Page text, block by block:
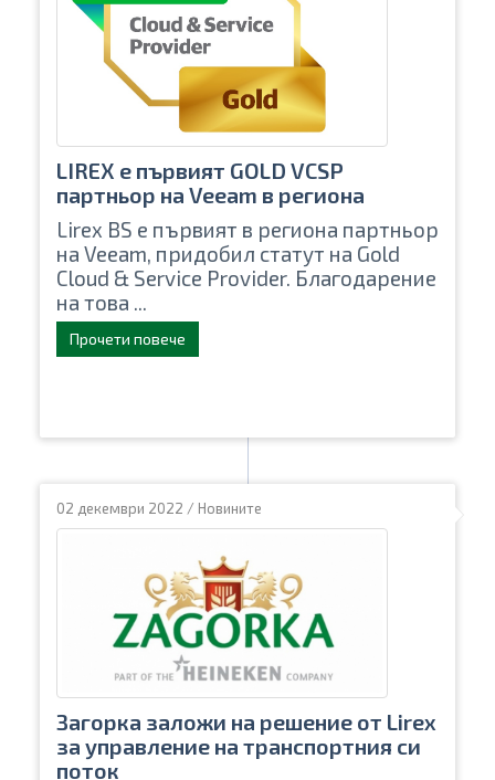
LIREX е първият GOLD VCSP
партньор на Veeam в региона
Lirex BS е първият в региона партньор
на Veeam, придобил статут на Gold
Cloud & Service Provider. Благодарение
на това ...
Прочети повече
02 декември 2022 / Новините
Загорка заложи на решение от Lirex
за управление на транспортния си
поток